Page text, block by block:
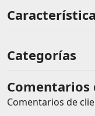
con una
Entresuela de
Diseño de
firme al tobillo,
movimientos
que garantiza
multidireccional
Estructura
Categorías
Comentarios
Comentarios de